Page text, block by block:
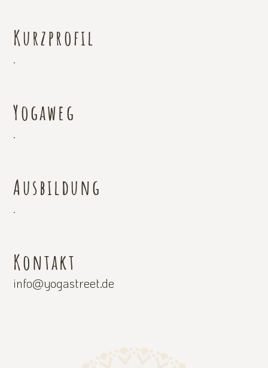
Kurzprofil
.
Yogaweg
.
Ausbildung
.
Kontakt
info@yogastreet.de